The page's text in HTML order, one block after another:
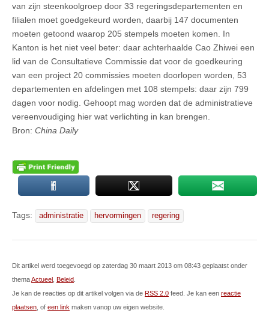
van zijn steenkoolgroep door 33 regeringsdepartementen en
filialen moet goedgekeurd worden, daarbij 147 documenten
moeten getoond waarop 205 stempels moeten komen. In
Kanton is het niet veel beter: daar achterhaalde Cao Zhiwei een
lid van de Consultatieve Commissie dat voor de goedkeuring
van een project 20 commissies moeten doorlopen worden, 53
departementen en afdelingen met 108 stempels: daar zijn 799
dagen voor nodig. Gehoopt mag worden dat de administratieve
vereenvoudiging hier wat verlichting in kan brengen.
Bron: China Daily
Tags: administratie hervormingen regering
Dit artikel werd toegevoegd op zaterdag 30 maart 2013 om 08:43 geplaatst onder
themaActueel Beleid
Je kan de reacties op dit artikel volgen via de RSS 2.0 feed. Je kan een reactie
plaatsen , of een link maken vanop uw eigen website.